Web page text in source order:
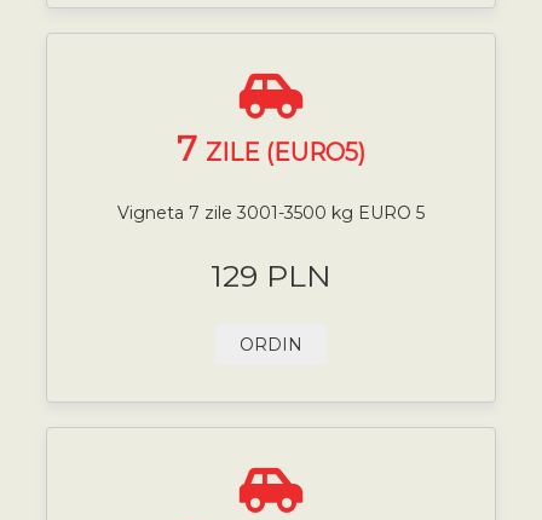
7 ZILE (EURO5)
Vigneta 7 zile 3001-3500 kg EURO 5
129 PLN
ORDIN